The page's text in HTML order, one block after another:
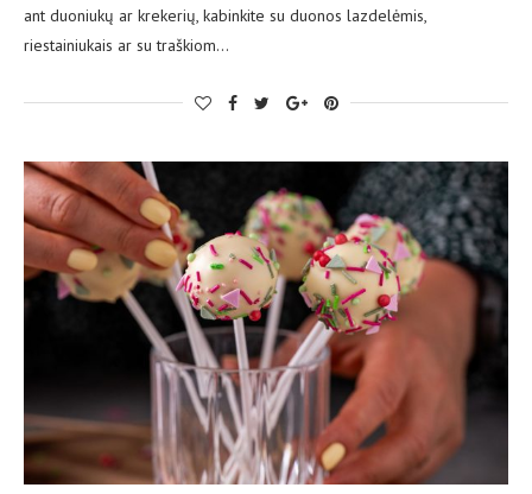
ant duoniukų ar krekerių, kabinkite su duonos lazdelėmis,
riestainiukais ar su traškiom…